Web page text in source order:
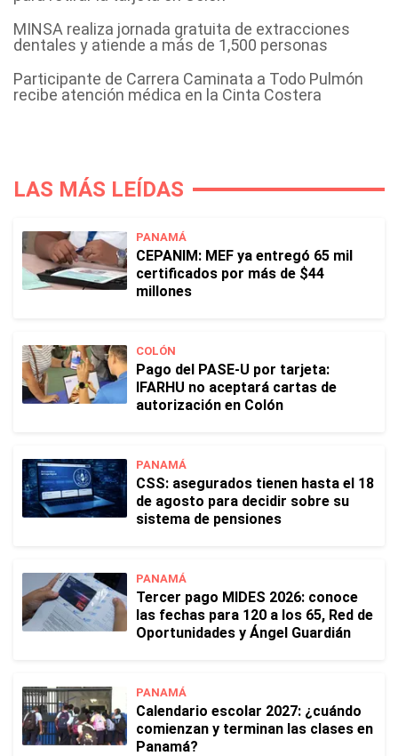
MINSA realiza jornada gratuita de extracciones
dentales y atiende a más de 1,500 personas
Participante de Carrera Caminata a Todo Pulmón
recibe atención médica en la Cinta Costera
LAS MÁS LEÍDAS
PANAMÁ
CEPANIM: MEF ya entregó 65 mil
certificados por más de $44
millones
COLÓN
Pago del PASE-U por tarjeta:
IFARHU no aceptará cartas de
autorización en Colón
PANAMÁ
CSS: asegurados tienen hasta el 18
de agosto para decidir sobre su
sistema de pensiones
PANAMÁ
Tercer pago MIDES 2026: conoce
las fechas para 120 a los 65, Red de
Oportunidades y Ángel Guardián
PANAMÁ
Calendario escolar 2027: ¿cuándo
comienzan y terminan las clases en
Panamá?